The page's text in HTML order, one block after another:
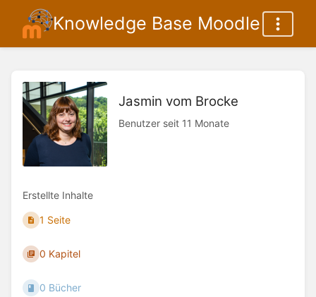
Knowledge Base Moodle
Jasmin vom Brocke
Benutzer seit 11 Monate
Erstellte Inhalte
1 Seite
0 Kapitel
0 Bücher